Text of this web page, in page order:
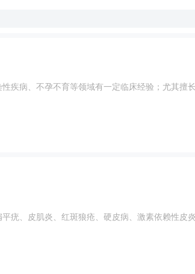
疾病、不孕不育等领域有一定临床经验；尤其
疣、皮肌炎、红斑狼疮、硬皮病、激素依赖性皮